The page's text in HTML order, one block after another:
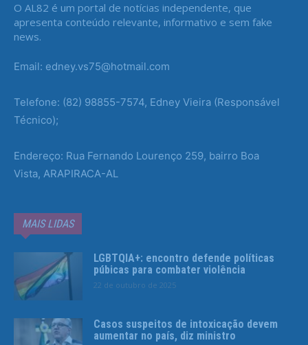
O AL82 é um portal de notícias independente, que
apresenta conteúdo relevante, informativo e sem fake
news.
Email: edney.vs75@hotmail.com
Telefone: (82) 98855-7574, Edney Vieira (Responsável
Técnico);
Endereço: Rua Fernando Lourenço 259, bairro Boa
Vista, ARAPIRACA-AL
MAIS LIDAS
LGBTQIA+: encontro defende políticas
púbicas para combater violência
22 de outubro de 2025
Casos suspeitos de intoxicação devem
aumentar no país, diz ministro